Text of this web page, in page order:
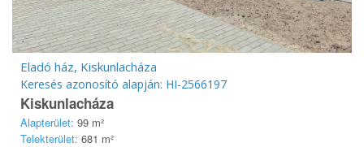
Eladó ház, Kiskunlacháza
Keresés azonosító alapján: HI-2566197
Kiskunlacháza
Alapterület: 99 m²
Telekterület: 681 m²